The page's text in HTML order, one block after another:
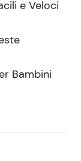
e Veloci
Bambini